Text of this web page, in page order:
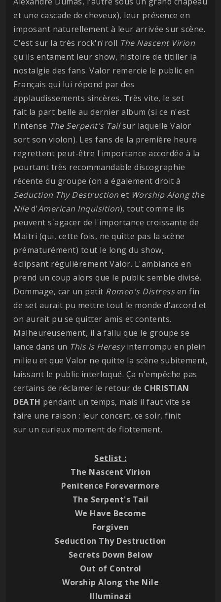
et une cascade de cheveux), leur présence en
imposant naturellement à leur arrivée sur scène.
C'est sur la très rock'n'roll The Nascent Virion
qu'ils entament leur show, histoire de titiller la
nostalgie des fans. Valor remercie le public en
Français qui lui répond par des
applaudissements sincères. Très vite, le set
fait la part belle au dernier album (si ce n'est
l'intense The Serpent's Tailsur laquelle Valor
sort son violon). Les fans de la première heure
regrettent peut-être l'importance accordée à la
pourtant très recommandable discographie
récente du groupe (on a également droit à
Seduction Thy Destruction et Worship Along the
Niled'American Inquisition), tout comme ils
peuvent s'agacer de l'importance croissante de
Maitri (qui, cette fois, ne quitte pas la scène
prématurément) tout le long du show,
éclipsant régulièrement Valor. L'ambiance en
prend un coup alors que le public semble divisé.
Dommage, car un petit Romeo's Distressen fin
de set aurait pu mettre tout le monde d'accord et
on aurait pu se quitter amis et contents.
Malheureusement, il a fallu que le groupe se
lance dans un This is Heresyinterrompu en plein
milieu et que Valor ne quitte la scène subitement,
laissant le public interloqué. Ça n'empêche pas
certains de réclamer le retour de CHRISTIAN
DEATH pendant un temps, mais il faut vite se
faire une raison : leur concert, ce soir, finit
sur un curieux moment de flottement.
Setlist :
The Nascent Virion
Penitence Forevermore
The Serpent's Tail
We Have Become
Forgiven
Seduction Thy Destruction
Secrets Down Below
Out of Control
Worship Along the Nile
Illuminazi